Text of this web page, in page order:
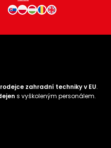
zahradní techniky v EU.
s vyškoleným personálem.